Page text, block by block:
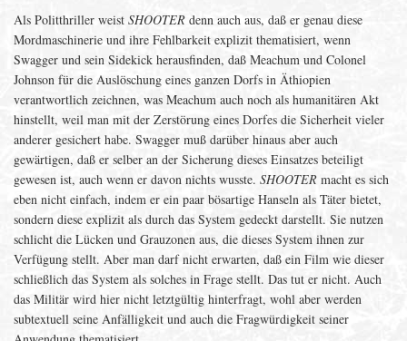
Als Politthriller weist SHOOTER denn auch aus, daß er genau diese
Mordmaschinerie und ihre Fehlbarkeit explizit thematisiert, wenn
Swagger und sein Sidekick herausfinden, daß Meachum und Colonel
Johnson für die Auslöschung eines ganzen Dorfs in Äthiopien
verantwortlich zeichnen, was Meachum auch noch als humanitären Akt
hinstellt, weil man mit der Zerstörung eines Dorfes die Sicherheit vieler
anderer gesichert habe. Swagger muß darüber hinaus aber auch
gewärtigen, daß er selber an der Sicherung dieses Einsatzes beteiligt
gewesen ist, auch wenn er davon nichts wusste. SHOOTER macht es sich
eben nicht einfach, indem er ein paar bösartige Hanseln als Täter bietet,
sondern diese explizit als durch das System gedeckt darstellt. Sie nutzen
schlicht die Lücken und Grauzonen aus, die dieses System ihnen zur
Verfügung stellt. Aber man darf nicht erwarten, daß ein Film wie dieser
schließlich das System als solches in Frage stellt. Das tut er nicht. Auch
das Militär wird hier nicht letztgültig hinterfragt, wohl aber werden
subtextuell seine Anfälligkeit und auch die Fragwürdigkeit seiner